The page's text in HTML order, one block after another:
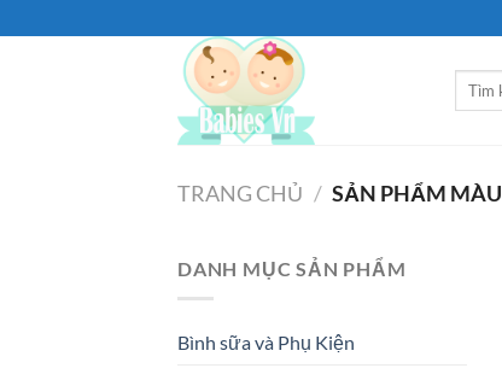
qua
Tìm
TRANG CHỦ / SẢN PHẨM MÀU
DANH MỤC SẢN PHẨM
Bình sữa và Phụ Kiện